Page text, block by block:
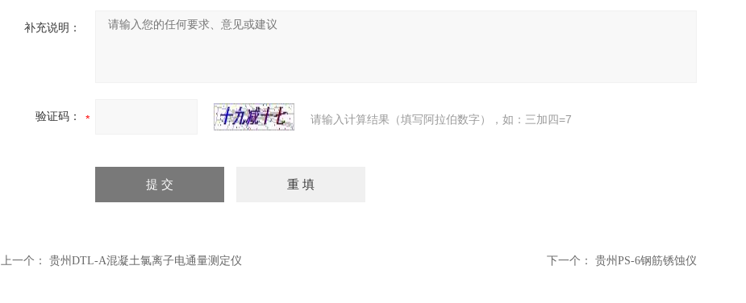
补充说明：
验证码： 请输入计算结果（填写阿拉伯数字），如：三加四=7
上一个： 贵州DTL-A混凝土氯离子电通量测定仪 下一个： 贵州PS-6钢筋锈蚀仪